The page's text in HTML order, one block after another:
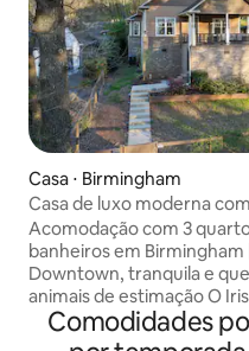
Casa ⋅ Birmingham
Casa de luxo moderna
banheiros que aceita
estimação perto da UAB
Acomodação com 3
banheiros em Birmingham
Downtown, tranquila e
animais de estimação O Iris
casa de um único andar,
mobiliada, a cinco
Comodidades